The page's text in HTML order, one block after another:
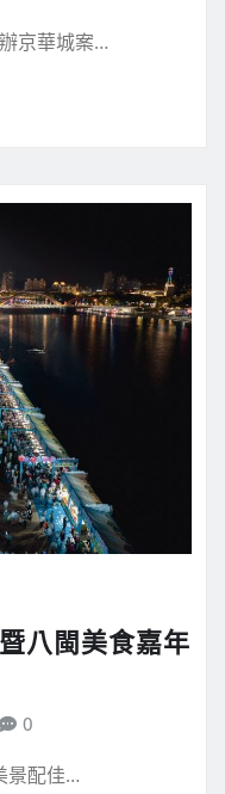
京華城案…
八閩美食嘉年
0
景配佳…